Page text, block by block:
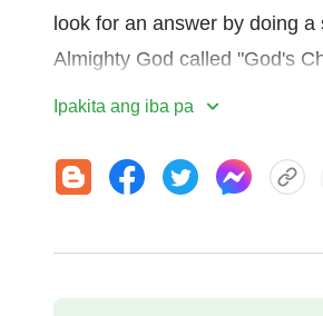
look for an answer by doing
Almighty God called "God's
arouse her curiosity and she
days? She then begins to
God's words, until finally she
Ipakita ang iba pa